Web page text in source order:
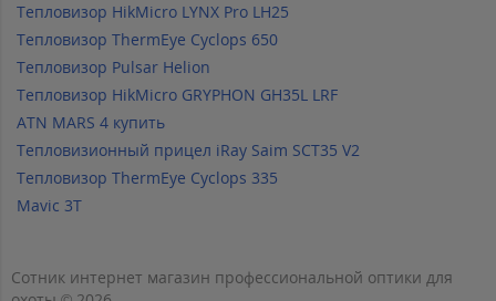
Тепловизор HikMicro LYNX Pro LH25
Тепловизор ThermEye Cyclops 650
Тепловизор Pulsar Helion
Тепловизор HikMicro GRYPHON GH35L LRF
ATN MARS 4 купить
Тепловизионный прицел iRay Saim SCT35 V2
Тепловизор ThermEye Cyclops 335
Mavic 3T
Сотник интернет магазин профессиональной оптики для